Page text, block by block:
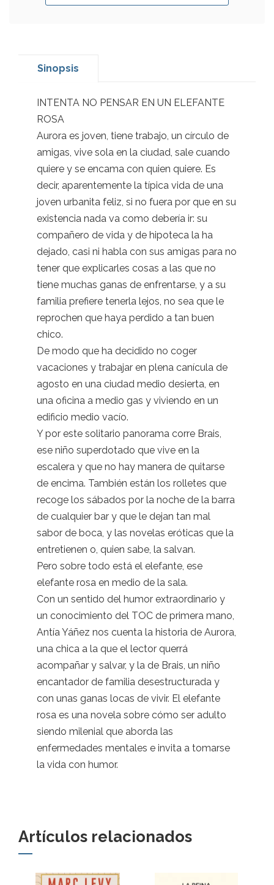
Sinopsis
INTENTA NO PENSAR EN UN ELEFANTE
ROSA
Aurora es joven, tiene trabajo, un círculo de
amigas, vive sola en la ciudad, sale cuando
quiere y se encama con quien quiere. Es
decir, aparentemente la típica vida de una
joven urbanita feliz, si no fuera por que en su
existencia nada va como debería ir: su
compañero de vida y de hipoteca la ha
dejado, casi ni habla con sus amigas para no
tener que explicarles cosas a las que no
tiene muchas ganas de enfrentarse, y a su
familia prefiere tenerla lejos, no sea que le
reprochen que haya perdido a tan buen
chico.
De modo que ha decidido no coger
vacaciones y trabajar en plena canícula de
agosto en una ciudad medio desierta, en
una oficina a medio gas y viviendo en un
edificio medio vacío.
Y por este solitario panorama corre Brais,
ese niño superdotado que vive en la
escalera y que no hay manera de quitarse
de encima. También están los rolletes que
recoge los sábados por la noche de la barra
de cualquier bar y que le dejan tan mal
sabor de boca, y las novelas eróticas que la
entretienen o, quien sabe, la salvan.
Pero sobre todo está el elefante, ese
elefante rosa en medio de la sala.
Con un sentido del humor extraordinario y
un conocimiento del TOC de primera mano,
Antía Yáñez nos cuenta la historia de Aurora,
una chica a la que el lector querrá
acompañar y salvar, y la de Brais, un niño
encantador de familia desestructurada y
con unas ganas locas de vivir. El elefante
rosa es una novela sobre cómo ser adulto
siendo milenial que aborda las
enfermedades mentales e invita a tomarse
la vida con humor.
Artículos relacionados